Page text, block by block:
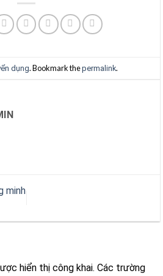
dụng. Bookmark thepermalink.
minh
hiển thị công khai. Các trường